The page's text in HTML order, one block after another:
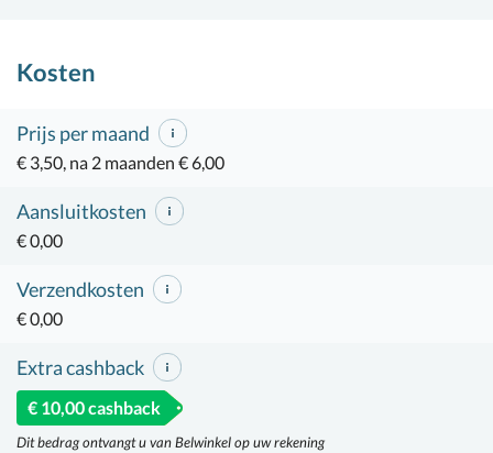
Kosten
Prijs per maand
€ 3,50, na 2 maanden € 6,00
Aansluitkosten
€ 0,00
Verzendkosten
€ 0,00
Extra cashback
€ 10,00 cashback
Dit bedrag ontvangt u van Belwinkel op uw rekening